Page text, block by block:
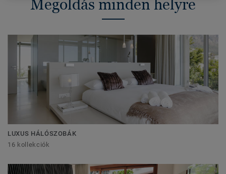
Megoldás minden helyre
LUXUS HÁLÓSZOBÁK
16 kollekciók